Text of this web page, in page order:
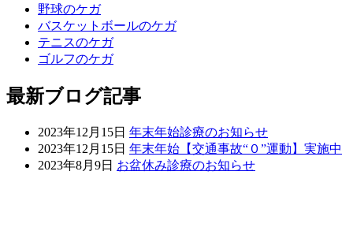
野球のケガ
バスケットボールのケガ
テニスのケガ
ゴルフのケガ
最新ブログ記事
2023年12月15日 年末年始診療のお知らせ
2023年12月15日 年末年始【交通事故“０”運動】実施中
2023年8月9日 お盆休み診療のお知らせ